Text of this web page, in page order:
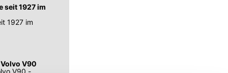
seit 1927 im
1927 im
V90